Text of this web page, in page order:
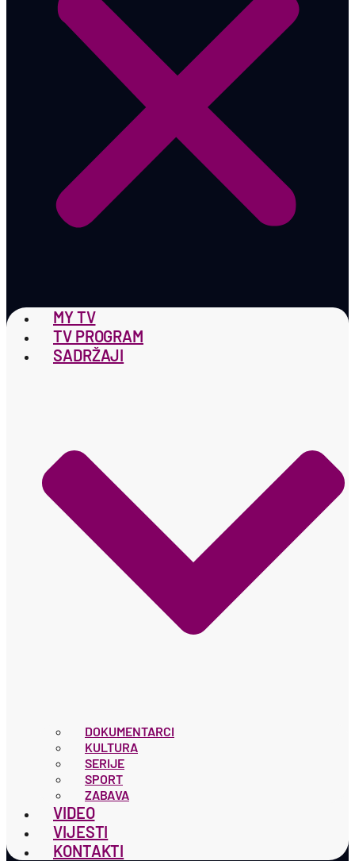
MY TV
TV PROGRAM
SADRŽAJI
DOKUMENTARCI
KULTURA
SERIJE
SPORT
ZABAVA
VIDEO
VIJESTI
KONTAKTI